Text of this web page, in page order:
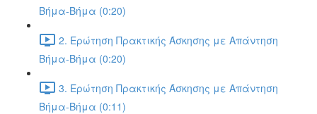
Βήμα-Βήμα (0:20)
2. Ερώτηση Πρακτικής Άσκησης με Απάντηση
Βήμα-Βήμα (0:20)
3. Ερώτηση Πρακτικής Άσκησης με Απάντηση
Βήμα-Βήμα (0:11)